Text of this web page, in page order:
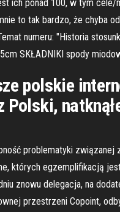
ich ponad 100, w tym cele/
to tak bardzo, że chyba
numeru: "Historia
SKŁADNIKI spody
polskie
Polski,
problematyki
których egzemplifikacją
znowu delegacja, na
przestrzeni Copoint,